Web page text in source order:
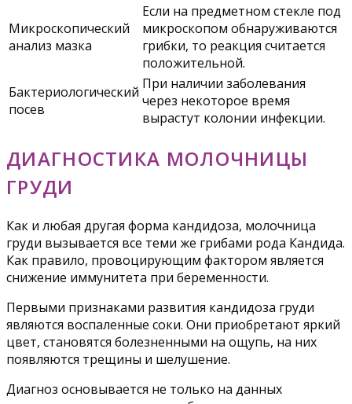
Микроскопический
анализ мазка
Если на предметном стекле под
микроскопом обнаруживаются
грибки, то реакция считается
положительной.
Бактериологический
посев
При наличии заболевания
через некоторое время
вырастут колонии инфекции.
ДИАГНОСТИКА МОЛОЧНИЦЫ
ГРУДИ
Как и любая другая форма кандидоза, молочница
груди вызывается все теми же грибами рода Кандида.
Как правило, провоцирующим фактором является
снижение иммунитета при беременности.
Первыми признаками развития кандидоза груди
являются воспаленные соки. Они приобретают яркий
цвет, становятся болезненными на ощупь, на них
появляются трещины и шелушение.
Диагноз основывается не только на данных